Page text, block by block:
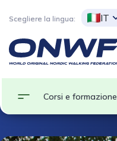
Scegliere la lingua: IT
Corsi e formazione